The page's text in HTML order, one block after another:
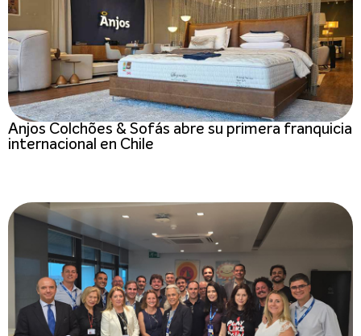
Anjos Colchões & Sofás abre su primera franquicia
internacional en Chile